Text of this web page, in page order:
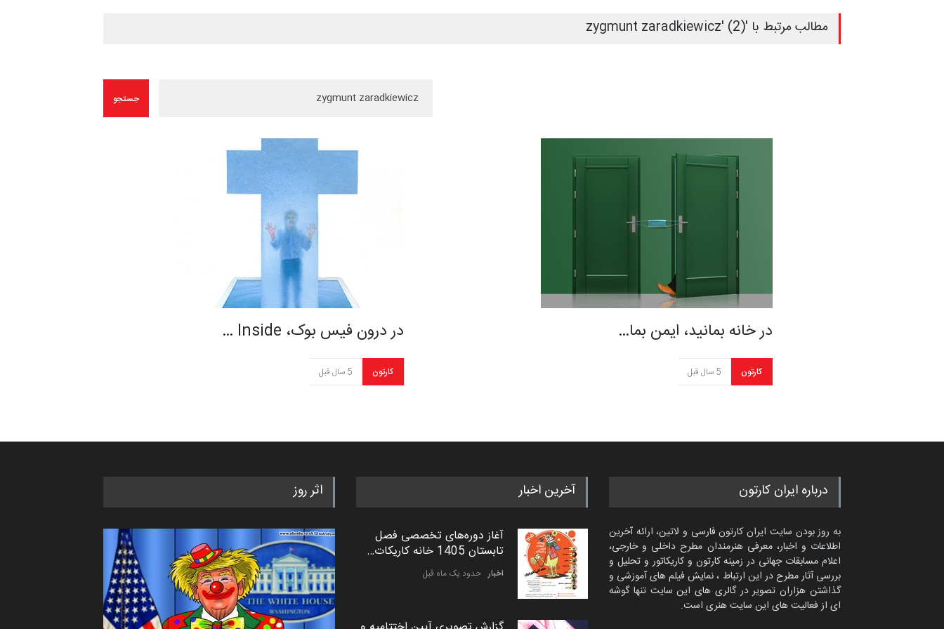
مطالب مرتبط با 'zygmunt zaradkiewicz' (2)
در درون فیس بوک، Inside …
کارتون 5 سال قبل
در خانه بمانید، ایمن بما…
کارتون 5 سال قبل
درباره ایران کارتون
به روز بودن سایت ایران کارتون فارسی و لاتین، ارائه آخرین
اطلاعات و اخبار، معرفی هنرمندان مطرح داخلی و خارجی،
اعلام مسابقات جهانی در زمینه کارتون و کاریکاتور و تحلیل و
بررسی آثار مطرح در این ارتباط ، نمایش فیلم های آموزشی و
گذاشتن هزاران تصویر در گالری های این سایت تنها گوشه
ای از فعالیت های این سایت هنری است.
آخرین اخبار
آغاز دوره‌های تخصصی فصل
تابستان 1405 خانه کاریکات…
اخبار حدود یک ماه قبل
اثر روز